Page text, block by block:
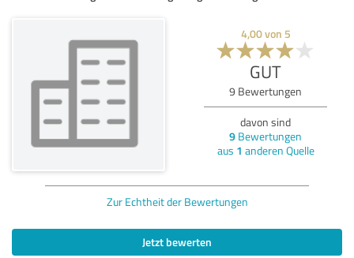
4,00von 5
GUT
9 Bewertungen
davon sind
9 Bewertungen
aus 1 anderen Quelle
Zur Echtheit der Bewertungen
Jetzt bewerten